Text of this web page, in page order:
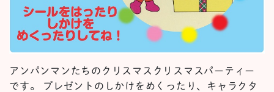
アンパンマンたちのクリスマスクリスマスパーティー
です。 プレゼントのしかけをめくったり、キャラクタ